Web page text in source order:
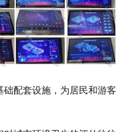
配套设施，为居民和游客